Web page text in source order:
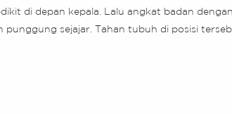
di depan kepala. Lalu angkat badan dengan
punggung sejajar. Tahan tubuh di posisi